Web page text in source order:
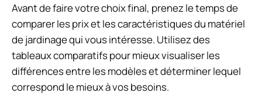
Avant de faire votre choix final, prenez le temps de
comparer les prix et les caractéristiques du matériel
de jardinage qui vous intéresse. Utilisez des
tableaux comparatifs pour mieux visualiser les
différences entre les modèles et déterminer lequel
correspond le mieux à vos besoins.